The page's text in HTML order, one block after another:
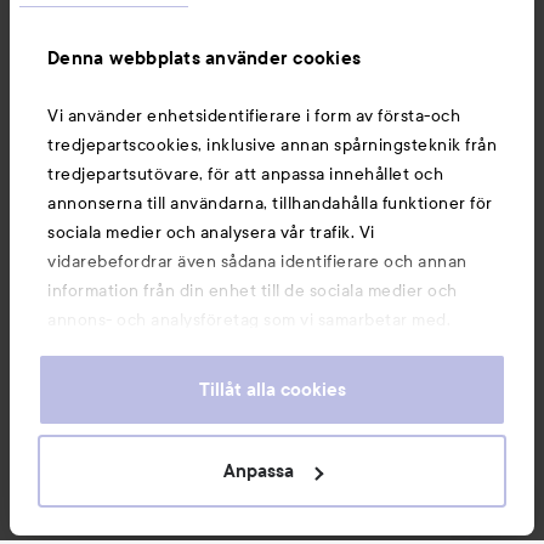
Denna webbplats använder cookies
Vi använder enhetsidentifierare i form av första-och
tredjepartscookies, inklusive annan spårningsteknik från
tredjepartsutövare, för att anpassa innehållet och
annonserna till användarna, tillhandahålla funktioner för
sociala medier och analysera vår trafik. Vi
vidarebefordrar även sådana identifierare och annan
information från din enhet till de sociala medier och
annons- och analysföretag som vi samarbetar med.
information som du har tillhandahållit eller som de har
våra cookies vid fortsatt användande av vår webbplats.
För information om hur du kan ändra inställningarna för
Tillåt alla cookies
Anpassa
Du kanske också gillar